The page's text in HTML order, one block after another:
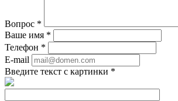
Вопрос *
Ваше имя *
Телефон *
E-mail
Введите текст с картинки *